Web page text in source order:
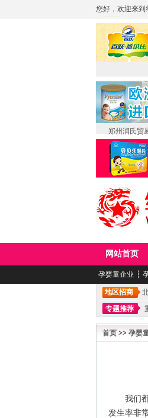
您好，欢迎来到
郑州润氏贸
网站首页
孕婴童企业 ┆
地区招商
专题推荐
不能再单纯地
首页 >> 孕婴
我们
发生率非